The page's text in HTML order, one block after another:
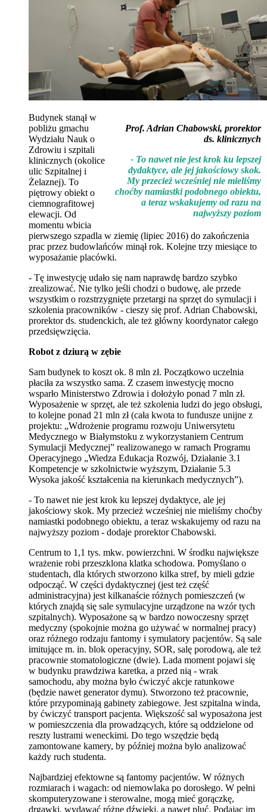
Prof. Adrian Chabowski, prorektor
ds. klinicznych
- To nawet nie jest krok ku lepszej
dydaktyce, ale jej jakościowy skok.
My przecież wcześniej nie mieliśmy
choćby namiastki podobnego obiektu,
a teraz wskakujemy od razu na
najwyższy poziom
Budynek stanął w
pobliżu gmachu
Wydziału Nauk o
Zdrowiu i szpitali
klinicznych (okolice
ulic Szpitalnej i
Żelaznej). To
piętrowy obiekt o
ciemnografitowej
elewacji. Od
momentu wbicia
pierwszego szpadla w ziemię (lipiec 2016) do zakończenia
prac przez budowlańców minął rok. Kolejne trzy miesiące to
wyposażanie placówki.
- Tę inwestycję udało się nam naprawdę bardzo szybko
zrealizować. Nie tylko jeśli chodzi o budowę, ale przede
wszystkim o rozstrzygnięte przetargi na sprzęt do symulacji i
szkolenia pracowników - cieszy się prof. Adrian Chabowski,
prorektor ds. studenckich, ale też główny koordynator całego
przedsięwzięcia.
Robot z dziurą w zębie
Sam budynek to koszt ok. 8 mln zł. Początkowo uczelnia
płaciła za wszystko sama. Z czasem inwestycję mocno
wsparło Ministerstwo Zdrowia i dołożyło ponad 7 mln zł.
Wyposażenie w sprzęt, ale też szkolenia ludzi do jego obsługi,
to kolejne ponad 21 mln zł (cała kwota to fundusze unijne z
projektu: „Wdrożenie programu rozwoju Uniwersytetu
Medycznego w Białymstoku z wykorzystaniem Centrum
Symulacji Medycznej” realizowanego w ramach Programu
Operacyjnego „Wiedza Edukacja Rozwój, Działanie 3.1
Kompetencje w szkolnictwie wyższym, Działanie 5.3
Wysoka jakość kształcenia na kierunkach medycznych”).
- To nawet nie jest krok ku lepszej dydaktyce, ale jej
jakościowy skok. My przecież wcześniej nie mieliśmy choćby
namiastki podobnego obiektu, a teraz wskakujemy od razu na
najwyższy poziom - dodaje prorektor Chabowski.
Centrum to 1,1 tys. mkw. powierzchni. W środku największe
wrażenie robi przeszklona klatka schodowa. Pomyślano o
studentach, dla których stworzono kilka stref, by mieli gdzie
odpocząć. W części dydaktycznej (jest też część
administracyjna) jest kilkanaście różnych pomieszczeń (w
których znajdą się sale symulacyjne urządzone na wzór tych
szpitalnych). Wyposażone są w bardzo nowoczesny sprzęt
medyczny (spokojnie można go używać w normalnej pracy)
oraz różnego rodzaju fantomy i symulatory pacjentów. Są sale
imitujące m. in. blok operacyjny, SOR, salę porodową, ale też
pracownie stomatologiczne (dwie). Lada moment pojawi się
w budynku prawdziwa karetka, a przed nią - wrak
samochodu, aby można było ćwiczyć akcje ratunkowe
(będzie nawet generator dymu). Stworzono też pracownie,
które przypominają gabinety zabiegowe. Jest szpitalna winda,
by ćwiczyć transport pacjenta. Większość sal wyposażona jest
w pomieszczenia dla prowadzących, które są oddzielone od
reszty lustrami weneckimi. Do tego wszędzie będą
zamontowane kamery, by później można było analizować
każdy ruch studenta.
Najbardziej efektowne są fantomy pacjentów. W różnych
rozmiarach i wagach: od niemowlaka po dorosłego. W pełni
skomputeryzowane i sterowalne, mogą mieć gorączkę,
drgawki, wydawać różne dźwięki, a nawet pluć. Podając im